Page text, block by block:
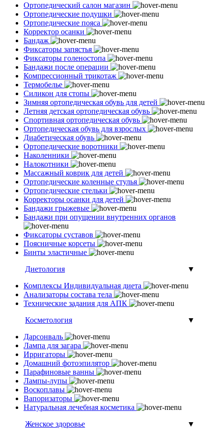
Ортопедический салон магазин
Ортопедические подушки
Ортопедические пояса
Корректор осанки
Бандаж
Фиксаторы запястья
Фиксаторы голеностопа
Бандажи после операции
Компрессионный трикотаж
Термобелье
Силикон для стопы
Зимняя ортопедическая обувь для детей
Летняя детская ортопедическая обувь
Спортивная ортопедическая обувь
Ортопедическая обувь для взрослых
Диабетическая обувь
Ортопедические воротники
Наколенники
Налокотники
Массажный коврик для детей
Ортопедические коленные стулья
Ортопедические стельки
Корректоры осанки для детей
Бандажи грыжевые
Бандажи при опущении внутренних органов
Фиксаторы суставов
Поясничные корсеты
Бинты эластичные
Диетология
▼
Комплексы Индивидуальная диета
Анализаторы состава тела
Технические задания для АПК
Косметология
▼
Дарсонваль
Лампа для загара
Ирригаторы
Домашний фотоэпилятор
Парафиновые ванны
Лампы-лупы
Воскоплавы
Вапоризаторы
Натуральная лечебная косметика
Женское здоровье
▼